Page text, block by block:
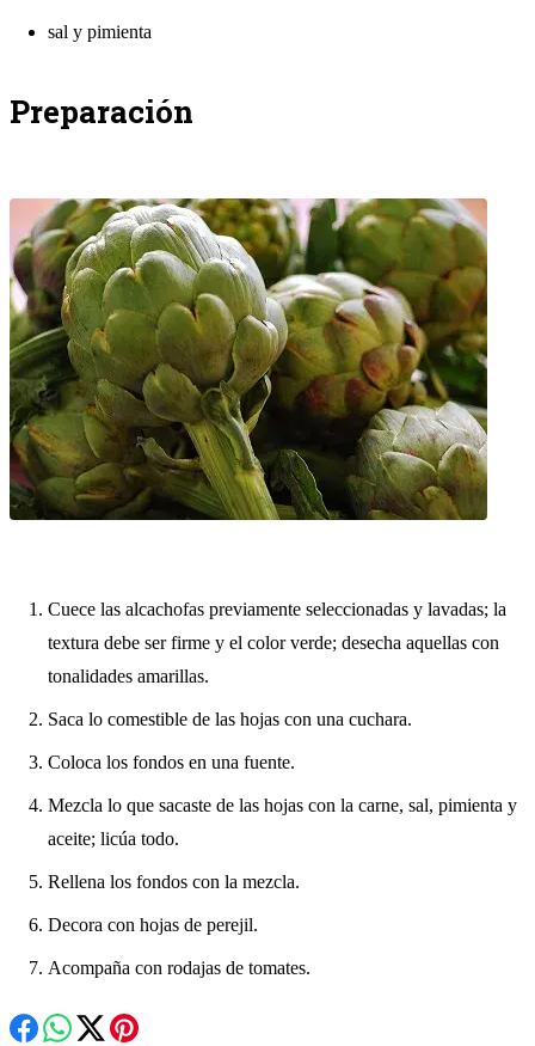
sal y pimienta
Preparación
Cuece las alcachofas previamente seleccionadas y lavadas; la
textura debe ser firme y el color verde; desecha aquellas con
tonalidades amarillas.
Saca lo comestible de las hojas con una cuchara.
Coloca los fondos en una fuente.
Mezcla lo que sacaste de las hojas con la carne, sal, pimienta y
aceite; licúa todo.
Rellena los fondos con la mezcla.
Decora con hojas de perejil.
Acompaña con rodajas de tomates.